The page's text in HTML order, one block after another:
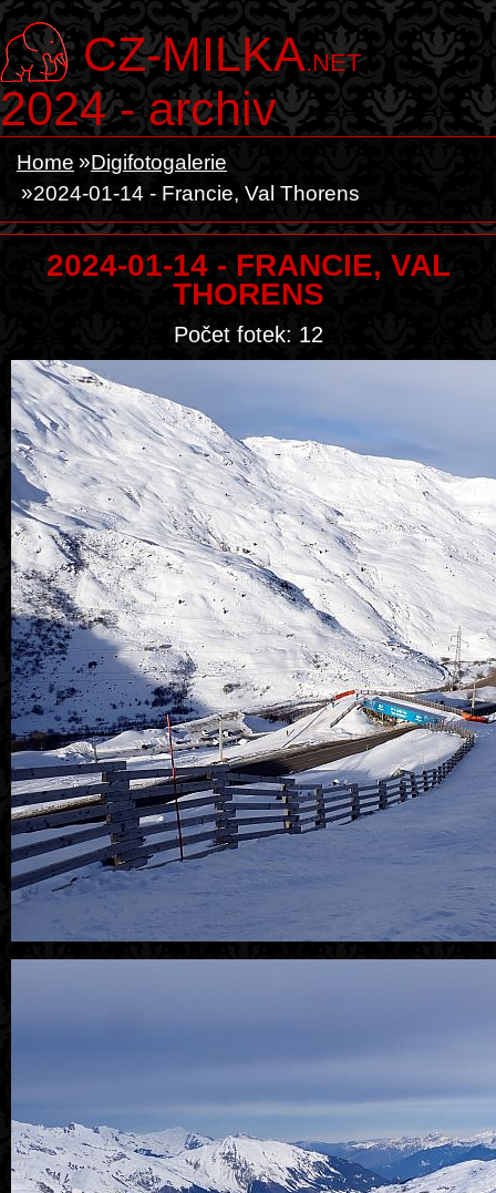
CZ-MILKA.NET
2024 - archiv
Home
Digifotogalerie
2024-01-14 - Francie, Val Thorens
2024-01-14 - FRANCIE, VAL
THORENS
Počet fotek: 12